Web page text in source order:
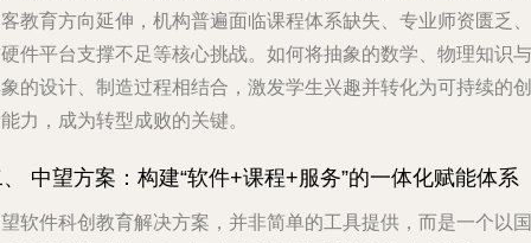
教育方向延伸，机构普遍面临课程体系缺失、专业师资匮乏、
件平台支撑不足等核心挑战。如何将抽象的数学、物理知识与
的设计、制造过程相结合，激发学生兴趣并转化为可持续的创
力，成为转型成败的关键。
中望方案：构建“软件+课程+服务”的一体化赋能体系
软件科创教育解决方案，并非简单的工具提供，而是一个以国